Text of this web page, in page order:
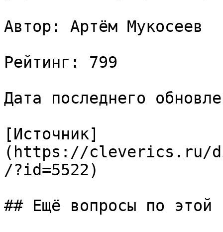
Автор: Артём Мукосеев
Рейтинг: 799
Дата последнего
[Источник]
(https://cleverics.ru/
/?id=5522)
## Ещё вопросы по этой